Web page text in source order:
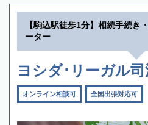
【駒込駅徒歩1分】相続手続き
ーター
ヨシダ･リーガル司
オンライン相談可 全国出張対応可